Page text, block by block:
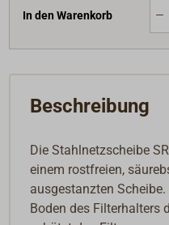
In den Warenkorb
Beschreibung
Die Stahlnetzscheibe
einem rostfreien,
ausgestanzten
Boden des Filterhalters